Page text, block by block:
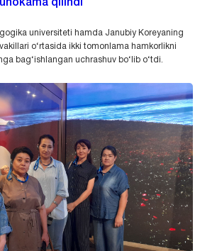
qilindi
universiteti hamda Janubiy Koreyaning
o‘rtasida ikki tomonlama hamkorlikni
bag‘ishlangan uchrashuv bo‘lib o‘tdi.